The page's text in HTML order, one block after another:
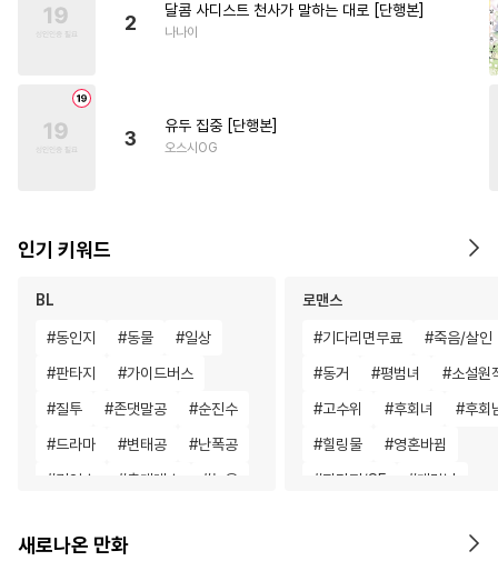
2
달콤 사디스트 천사가 말하는 대로 [단행본]
나나이
3
유두 집중 [단행본]
오스시OG
인기 키워드
BL
#동인지 #동물 #일상
#판타지 #가이드버스
#질투 #존댓말공 #순진수
#드라마 #변태공 #난폭공
#귀염수 #츤데레수 #능욕
#SM #섹스파트너
로맨스
#기다리면무료 #죽음/살인
#동거 #평범녀 #소설원
#고수위 #후회녀 #후회
#힐링물 #영혼바뀜
#판타지/SF #계략남
새로나온 만화